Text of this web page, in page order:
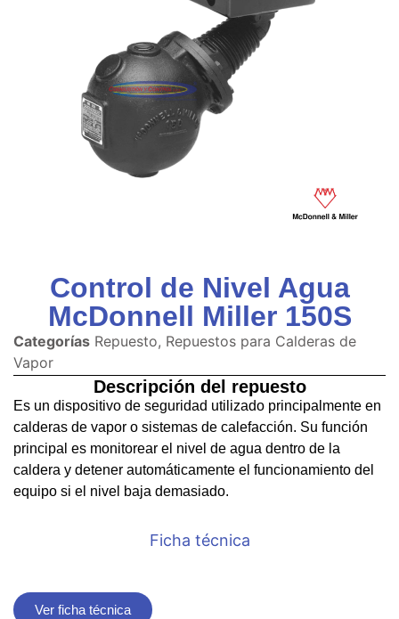
Control de Nivel Agua
McDonnell Miller 150S
Categorías Repuesto, Repuestos para Calderas de
Vapor
Descripción del repuesto
Es un dispositivo de seguridad utilizado principalmente en
calderas de vapor o sistemas de calefacción. Su función
principal es monitorear el nivel de agua dentro de la
caldera y detener automáticamente el funcionamiento del
equipo si el nivel baja demasiado.
Ficha técnica
Ver ficha técnica